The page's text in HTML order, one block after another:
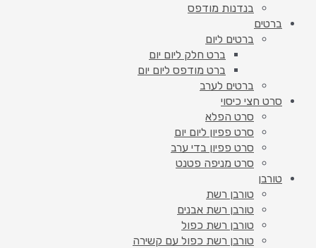
בנדנות מודפס
ברטים
ברטים ליום
ברט חלק ליום יום
ברט מודפס ליום יום
ברטים לערב
סרט חצי כיסוי
סרט הפלא
סרט פפיון ליום יום
סרט פפיון בדי ערב
סרט מניפה פטנט
טורבן
טורבן רשת
טורבן רשת אבנים
טורבן רשת כפול
טורבן רשת כפול עם קשירה